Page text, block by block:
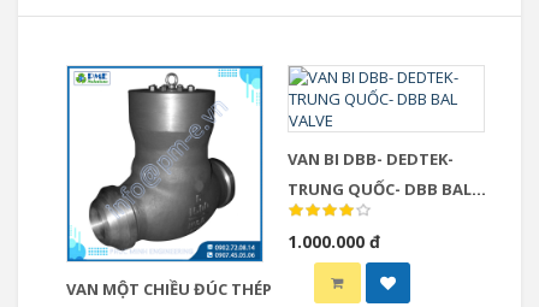
VAN MỘT CHIỀU ĐÚC THÉP
VAN BI DBB- DEDTEK-
TRUNG QUỐC- DBB BAL
VALVE
1.000.000 đ